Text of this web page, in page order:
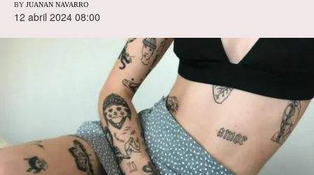
BY JUANAN NAVARRO
12 abril 2024 08:00